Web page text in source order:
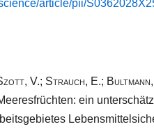
​article/​pii/​
V.; Strauch, E.;
ein